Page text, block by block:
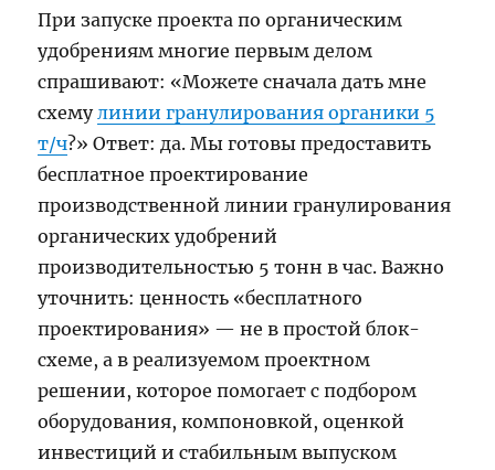
При запуске проекта по органическим
удобрениям многие первым делом
спрашивают: «Можете сначала дать мне
схему линии гранулирования органики 5
т/ч?» Ответ: да. Мы готовы предоставить
бесплатное проектирование
производственной линии гранулирования
органических удобрений
производительностью 5 тонн в час. Важно
уточнить: ценность «бесплатного
проектирования» — не в простой блок-
схеме, а в реализуемом проектном
решении, которое помогает с подбором
оборудования, компоновкой, оценкой
инвестиций и стабильным выпуском